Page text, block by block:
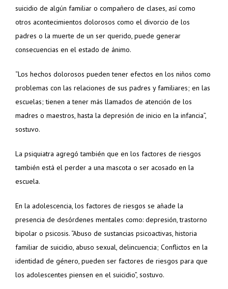
suicidio de algún familiar o compañero de clases, así como
otros acontecimientos dolorosos como el divorcio de los
padres o la muerte de un ser querido, puede generar
consecuencias en el estado de ánimo.
“Los hechos dolorosos pueden tener efectos en los niños como
problemas con las relaciones de sus padres y familiares; en las
escuelas; tienen a tener más llamados de atención de los
madres o maestros, hasta la depresión de inicio en la infancia”,
sostuvo.
La psiquiatra agregó también que en los factores de riesgos
también está el perder a una mascota o ser acosado en la
escuela.
En la adolescencia, los factores de riesgos se añade la
presencia de desórdenes mentales como: depresión, trastorno
bipolar o psicosis. “Abuso de sustancias psicoactivas, historia
familiar de suicidio, abuso sexual, delincuencia; Conflictos en la
identidad de género, pueden ser factores de riesgos para que
los adolescentes piensen en el suicidio”, sostuvo.